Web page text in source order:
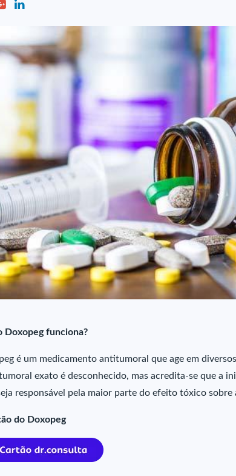
Doxopeg funciona?
é um medicamento antitumoral que age em
exato é desconhecido, mas acredita-se que a
responsável pela maior parte do efeito tóxico sobre
do Doxopeg